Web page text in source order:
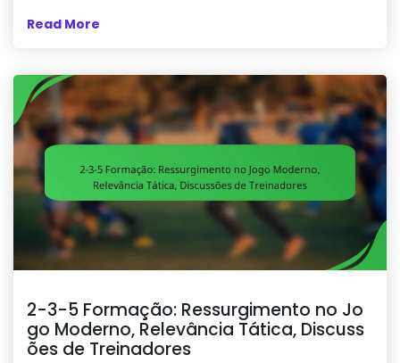
Read More
2-3-5 Formação: Ressurgimento no Jo
go Moderno, Relevância Tática, Discuss
ões de Treinadores